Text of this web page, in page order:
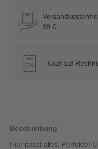
39 €
€ Kauf auf
Beschreibung
Hier passt alles. Perfekter